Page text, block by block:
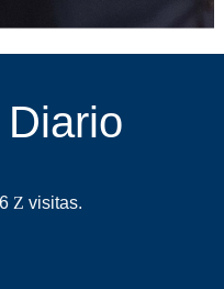
visitas.